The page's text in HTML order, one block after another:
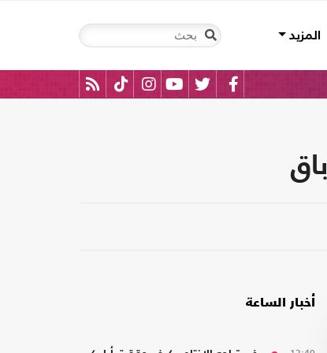
المزيد
أخبار الساعة